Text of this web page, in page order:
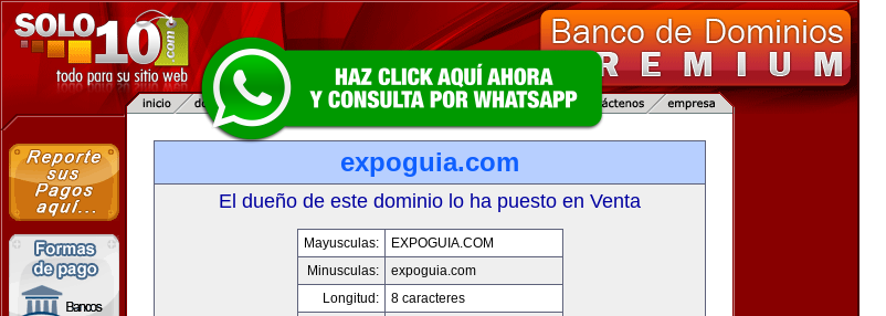
expoguia.com
El dueño de este dominio lo ha puesto en Venta
Mayusculas:
EXPOGUIA.COM
Minusculas:
expoguia.com
Longitud:
8 caracteres